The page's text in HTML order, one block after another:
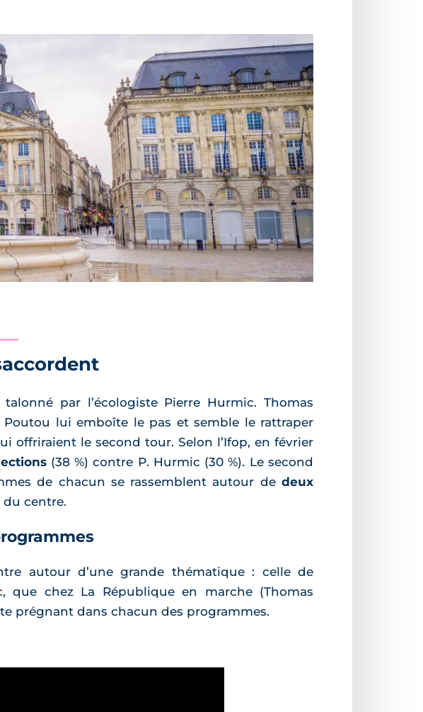
par l’écologiste Pierre Hurmic. Thomas
Poutou lui emboîte le pas et semble le rattraper
offriraient le second tour. Selon l’Ifop, en février
(38 %) contre P. Hurmic (30 %). Le second
de chacun se rassemblent autour de deux
du centre.
autour d’une grande thématique : celle de
que chez La République en marche (Thomas
prégnant dans chacun des programmes.